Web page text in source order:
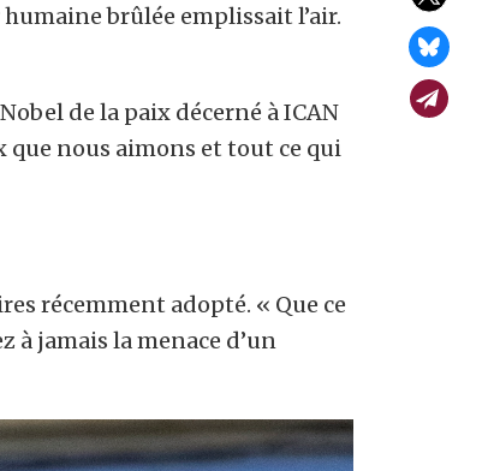
brûlée emplissait l’air.
de la paix décerné à ICAN
que nous aimons et tout ce qui
récemment adopté. « Que ce
à jamais la menace d’un